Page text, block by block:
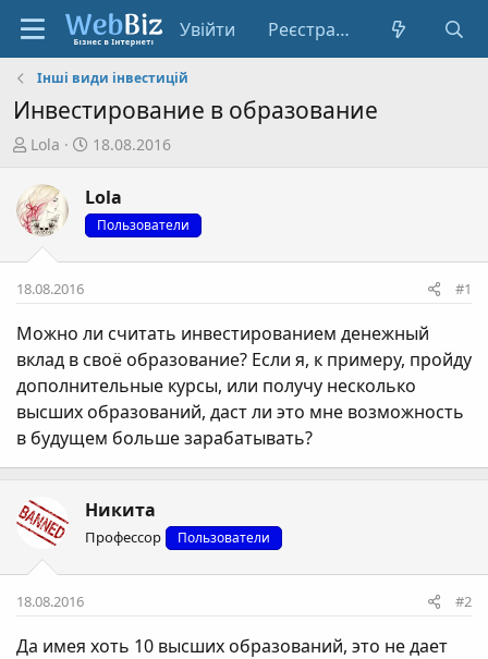
Увійти Реєстрація
Інші види інвестицій
Инвестирование в образование
А
т
о
р
т
е
и
Lola
Д
т
а
с
т
р
н
н
я
18.08.2016
Lola
Пользователи
18.08.2016 #1
Можно ли считать инвестированием денежный
вклад в своё образование? Если я, к примеру, пройду
дополнительные курсы, или получу несколько
высших образований, даст ли это мне возможность
в будущем больше зарабатывать?
Никита
Профессор Пользователи
18.08.2016 #2
Да имея хоть 10 высших образований, это не дает